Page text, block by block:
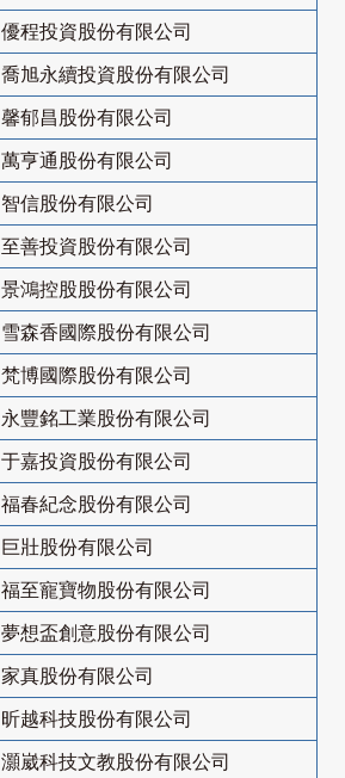
優程投資股份有限公司
喬旭永續投資股份有限公司
馨郁昌股份有限公司
萬亨通股份有限公司
智信股份有限公司
至善投資股份有限公司
景鴻控股股份有限公司
雪森香國際股份有限公司
梵博國際股份有限公司
永豐銘工業股份有限公司
于嘉投資股份有限公司
福春紀念股份有限公司
巨壯股份有限公司
福至寵寶物股份有限公司
夢想盃創意股份有限公司
家真股份有限公司
昕越科技股份有限公司
灝崴科技文教股份有限公司